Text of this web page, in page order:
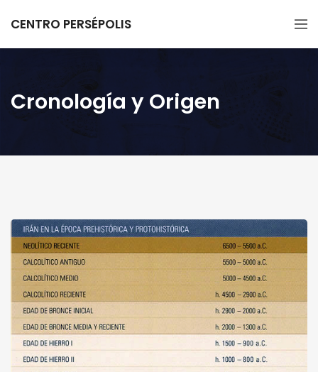
CENTRO PERSÉPOLIS
Cronología y Origen